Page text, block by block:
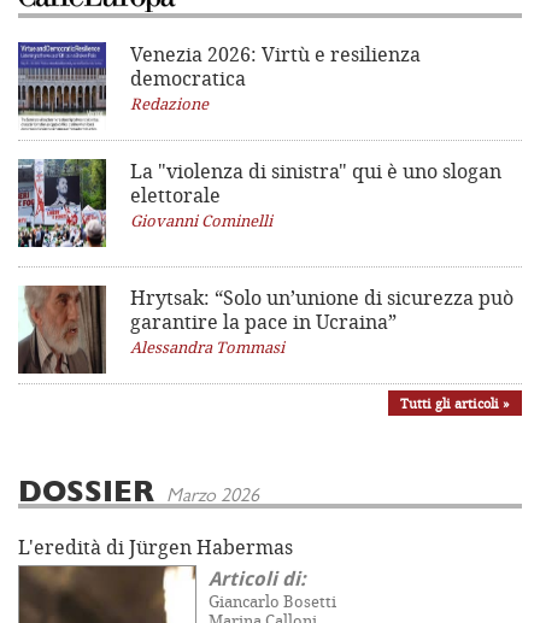
Venezia 2026: Virtù e resilienza
democratica
Redazione
La "violenza di sinistra" qui è uno slogan
elettorale
Giovanni Cominelli
Hrytsak: “Solo un’unione di sicurezza può
garantire la pace in Ucraina”
Alessandra Tommasi
Tutti gli articoli »
DOSSIER Marzo 2026
L'eredità di Jürgen Habermas
Articoli di:
Giancarlo Bosetti